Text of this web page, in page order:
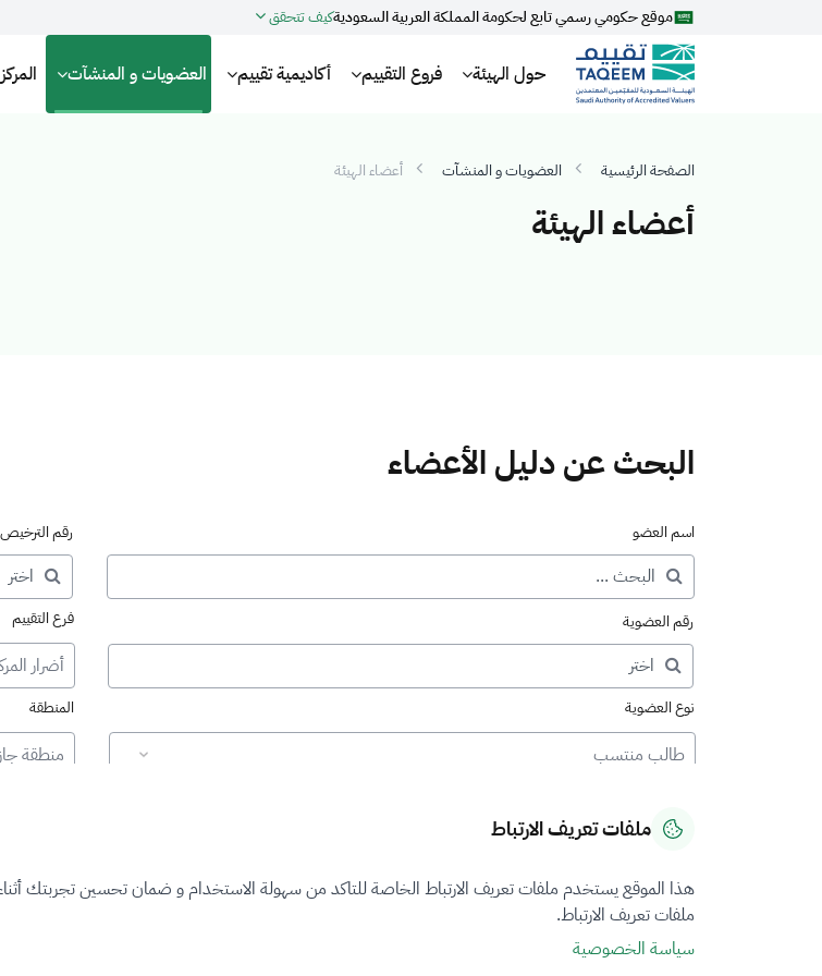
موقع حكومي رسمي تابع لحكومة المملكة العربية السعوديةكيف تتحقق
حول الهيئة فروع التقييم أكاديمية تقييم العضويات و المنشآت
الصفحة الرئيسية العضويات و المنشآت أعضاء الهيئة
أعضاء الهيئة
البحث عن دليل الأعضاء
اسم العضو رقم الترخيص
رقم العضوية فرع التقييم
أضرار
نوع العضوية
طالب منتسب
المنطقة
منطقة
ملفات تعريف الارتباط
هذا الموقع يستخدم ملفات تعريف الارتباط الخاصة للتاكد من سهولة الاستخدام و ضمان تحسين تجربتك
ملفات تعريف الارتباط.
سياسة الخصوصية